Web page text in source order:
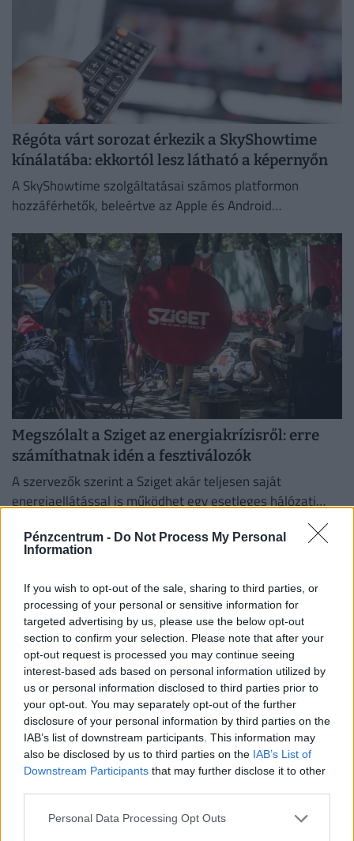
Pénzcentrum - Do Not Process My Personal
Information
If you wish to opt-out of the sale, sharing to third parties, or
processing of your personal or sensitive information for
targeted advertising by us, please use the below opt-out
section to confirm your selection. Please note that after your
opt-out request is processed you may continue seeing
interest-based ads based on personal information utilized by
us or personal information disclosed to third parties prior to
your opt-out. You may separately opt-out of the further
disclosure of your personal information by third parties on the
IAB’s list of downstream participants. This information may
also be disclosed by us to third parties on the IAB’s List of
Downstream Participants that may further disclose it to other
Personal Data Processing Opt Outs
Régóta várt sorozat érkezik a SkyShowtime
kínálatába: ekkortól lesz látható a képernyőn
A SkyShowtime szolgáltatásai számos platformon
hozzáférhetők, beleértve az Apple és Android
Megszólalt a Sziget az energiakrízisről: erre
számíthatnak idén a fesztiválozók
A szervezők szerint a Sziget akár teljesen saját
energiaellátással is működhet egy esetleges hálózati
Friss! A Hatoslottó nyerőszámai a 31.
játékhéten, vasárnap
Kihúzták a Hatoslottó 2026/31. heti, vasárnapi
nyerőszámait. Lássuk, elvitte-e valaki a 710 millió
forintos főnyereményt!